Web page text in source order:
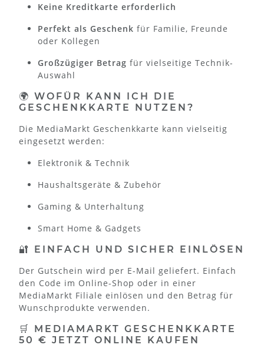
Keine Kreditkarte erforderlich
Perfekt als Geschenk für Familie, Freunde
oder Kollegen
Großzügiger Betrag für vielseitige Technik-
Auswahl
🌍 WOFÜR KANN ICH DIE
GESCHENKKARTE NUTZEN?
Die MediaMarkt Geschenkkarte kann vielseitig
eingesetzt werden:
Elektronik & Technik
Haushaltsgeräte & Zubehör
Gaming & Unterhaltung
Smart Home & Gadgets
🔐 EINFACH UND SICHER EINLÖSEN
Der Gutschein wird per E-Mail geliefert. Einfach
den Code im Online-Shop oder in einer
MediaMarkt Filiale einlösen und den Betrag für
Wunschprodukte verwenden.
🛒 MEDIAMARKT GESCHENKKARTE
50 € JETZT ONLINE KAUFEN